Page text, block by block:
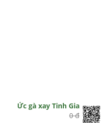
Ức gà xay Tinh Gia
0 đ